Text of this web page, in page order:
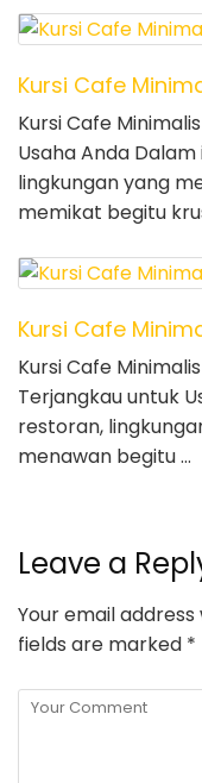
Kursi Cafe
Kursi Cafe
Usaha Anda
lingkungan yang
memikat begitu
Kursi Cafe
Kursi Cafe
Terjangkau untuk
restoran,
menawan begitu …
Leave a
Your email
fields are marked *